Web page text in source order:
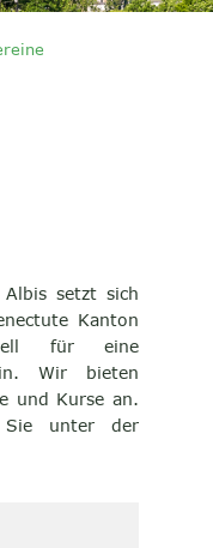
setzt sich
Kanton
für eine
Wir bieten
und Kurse an.
Sie unter der